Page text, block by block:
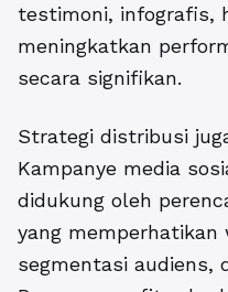
testimoni, infografis,
meningkatkan
secara signifikan.
Strategi distribusi
Kampanye media
didukung oleh
yang memperhatikan
segmentasi audiens,